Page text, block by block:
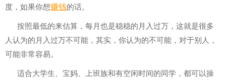
度，如果你想赚钱的话。
按照最低的来估算，每月也是稳稳的月入过万，这就是很多
人认为的月入过万不可能，其实，你认为的不可能，对于别人，
可能非常容易。
适合大学生、宝妈、上班族和有空闲时间的同学，都可以操